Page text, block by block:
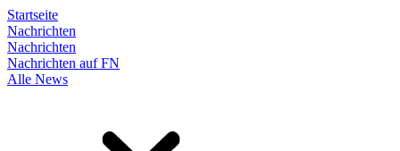
Startseite
Nachrichten
Nachrichten
Nachrichten auf FN
Alle News